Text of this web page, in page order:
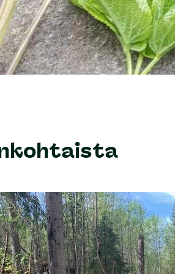
mukaan
seudun luonnonsuojeluyhdistys